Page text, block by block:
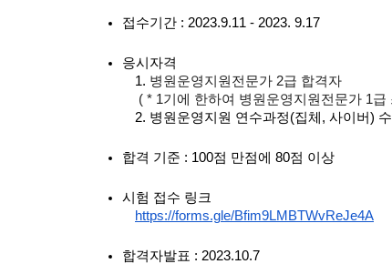
접수기간 : 2023.9.11 - 2023. 9.17
응시자격
1. 병원운영지원전문가 2급 합격자
( * 1기에 한하여 병원운영지원전문가 1급
2. 병원운영지원 연수과정(집체, 사이버)
합격 기준 : 100점 만점에 80점 이상
시험 접수 링크
https://forms.gle/Bfim9LMBTWvReJe4A
합격자발표 : 2023.10.7